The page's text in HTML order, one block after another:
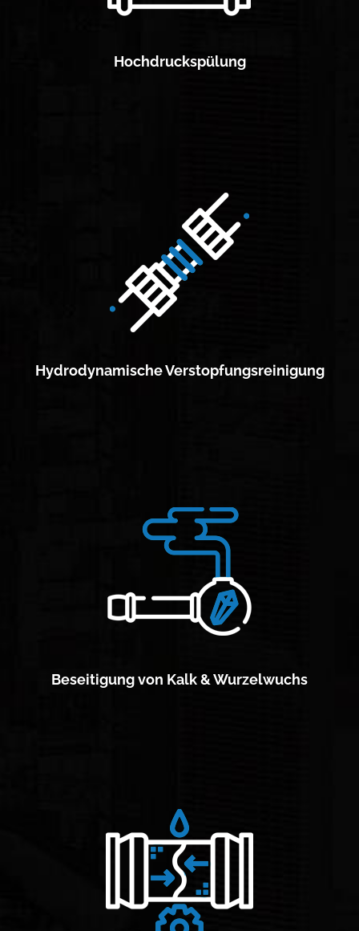
Hochdruckspülung
Hydrodynamische Verstopfungsreinigung
Beseitigung von Kalk & Wurzelwuchs